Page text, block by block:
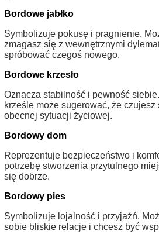
Bordowe jabłko
Symbolizuje pokusę i pragnienie.
zmagasz się z wewnętrznymi
spróbować czegoś nowego.
Bordowe krzesło
Oznacza stabilność i pewność
krześle może sugerować, że
obecnej sytuacji życiowej.
Bordowy dom
Reprezentuje bezpieczeństwo i
potrzebę stworzenia przytulnego
się dobrze.
Bordowy pies
Symbolizuje lojalność i przyjaźń.
sobie bliskie relacje i chcesz być